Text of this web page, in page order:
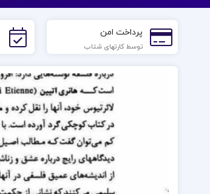
پرداخت امن
توسط کارتهای شتاب